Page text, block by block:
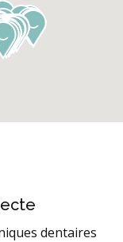
dentaires